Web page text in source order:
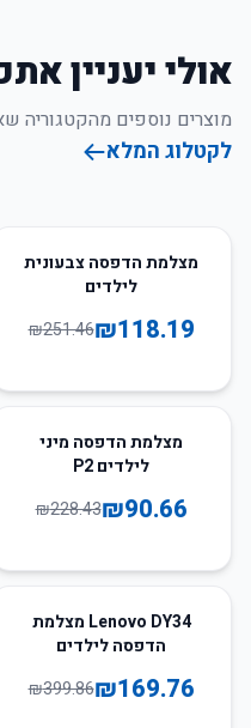
אולי יעניין
מוצרים נוספים מהקטגוריה
לקטלוג המלא
53
מצלמת הדפסה צבעונית
לילדים
₪118.19
₪251.46
מצלמת הדפסה מיני
לילדים P2
₪90.66
₪228.43
58
Lenovo DY34 מצלמת
הדפסה לילדים
₪169.76
₪399.86